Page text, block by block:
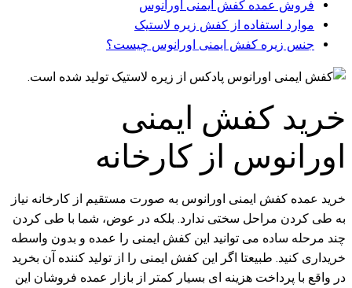
فروش عمده کفش ایمنی اورانوس
موارد استفاده از کفش زیره لاستیک
جنس زیره کفش ایمنی اورانوس چیست؟
خرید کفش ایمنی
اورانوس از کارخانه
خرید عمده کفش ایمنی اورانوس به صورت مستقیم از کارخانه نیاز
به طی کردن مراحل سختی ندارد. بلکه در عوض، شما با طی کردن
چند مرحله ساده می توانید این کفش ایمنی را عمده و بدون واسطه
خریداری کنید. طبیعتا اگر این کفش ایمنی را از تولید کننده آن بخرید
در واقع با پرداخت هزینه ای بسیار کمتر از بازار عمده فروشان این